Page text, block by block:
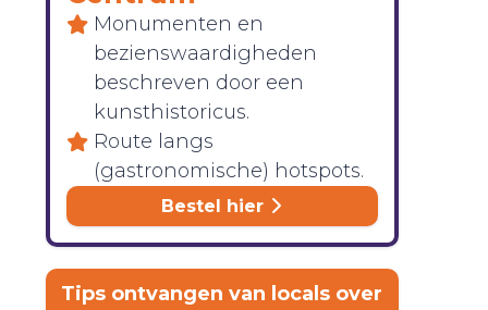
Monumenten en
bezienswaardigheden
beschreven door een
kunsthistoricus.
Route langs
(gastronomische) hotspots.
Bestel hier
Tips ontvangen van locals over